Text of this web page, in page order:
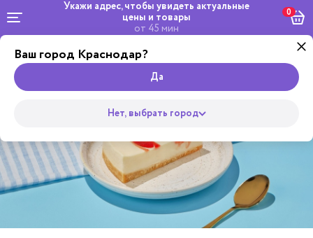
Укажи адрес, чтобы увидеть актуальные
цены и товары
от 45 мин
Ваш город Краснодар?
Да
Нет, выбрать город
0
Роллы
Комбо и